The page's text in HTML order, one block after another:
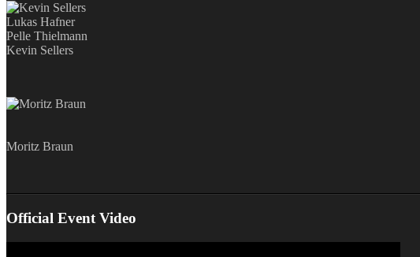
Lukas Hafner
Pelle Thielmann
Kevin Sellers
Moritz Braun
Official Event Video